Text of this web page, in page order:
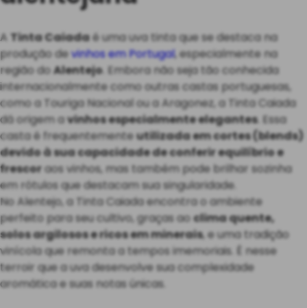
A Tinta Caiadaé uma uva tinta que se destaca na
produção devinhos em Portugal, especialmente na
região doAlentejo. Embora não seja tão conhecida
internacionalmente como outras castas portuguesas,
como a Touriga Nacional ou a Aragonez, a Tinta Caiada
dá origem avinhos especialmente elegantes. Essa
casta é frequentementeutilizada em cortes (blends)
devido à sua capacidade de conferir equilíbrio e
frescoraos vinhos, mas também pode brilhar sozinha
em rótulos que destacam sua singularidade.
No Alentejo, a Tinta Caiada encontra o ambiente
perfeito para seu cultivo, graças aoclima quente,
solos argilosos e ricos em minerais, e uma tradição
vinícola que remonta a tempos imemoriais. É nesse
terroir que a uva desenvolve sua complexidade
aromática e suas notas únicas.